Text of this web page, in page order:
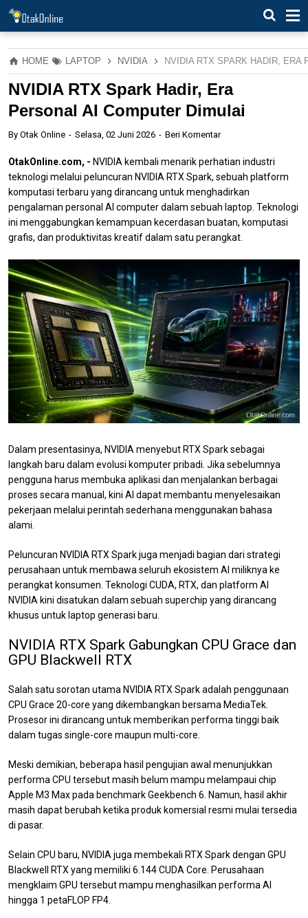
HOME LAPTOP NVIDIA NVIDIA RTX SPARK HADIR, ERA
NVIDIA RTX Spark Hadir, Era
Personal AI Computer Dimulai
By Otak Online Selasa, 02 Juni 2026 Beri Komentar
OtakOnline.com, - NVIDIA kembali menarik perhatian industri
teknologi melalui peluncuran NVIDIA RTX Spark, sebuah platform
komputasi terbaru yang dirancang untuk menghadirkan
pengalaman personal AI computer dalam sebuah laptop. Teknologi
ini menggabungkan kemampuan kecerdasan buatan, komputasi
grafis, dan produktivitas kreatif dalam satu perangkat.
Dalam presentasinya, NVIDIA menyebut RTX Spark sebagai
langkah baru dalam evolusi komputer pribadi. Jika sebelumnya
pengguna harus membuka aplikasi dan menjalankan berbagai
proses secara manual, kini AI dapat membantu menyelesaikan
pekerjaan melalui perintah sederhana menggunakan bahasa
alami.
Peluncuran NVIDIA RTX Spark juga menjadi bagian dari strategi
perusahaan untuk membawa seluruh ekosistem AI miliknya ke
perangkat konsumen. Teknologi CUDA, RTX, dan platform AI
NVIDIA kini disatukan dalam sebuah superchip yang dirancang
khusus untuk laptop generasi baru.
NVIDIA RTX Spark Gabungkan CPU Grace dan
GPU Blackwell RTX
Salah satu sorotan utama NVIDIA RTX Spark adalah penggunaan
CPU Grace 20-core yang dikembangkan bersama MediaTek.
Prosesor ini dirancang untuk memberikan performa tinggi baik
dalam tugas single-core maupun multi-core.
Meski demikian, beberapa hasil pengujian awal menunjukkan
performa CPU tersebut masih belum mampu melampaui chip
Apple M3 Max pada benchmark Geekbench 6. Namun, hasil akhir
masih dapat berubah ketika produk komersial resmi mulai tersedia
di pasar.
Selain CPU baru, NVIDIA juga membekali RTX Spark dengan GPU
Blackwell RTX yang memiliki 6.144 CUDA Core. Perusahaan
mengklaim GPU tersebut mampu menghasilkan performa AI
hingga 1 petaFLOP FP4.